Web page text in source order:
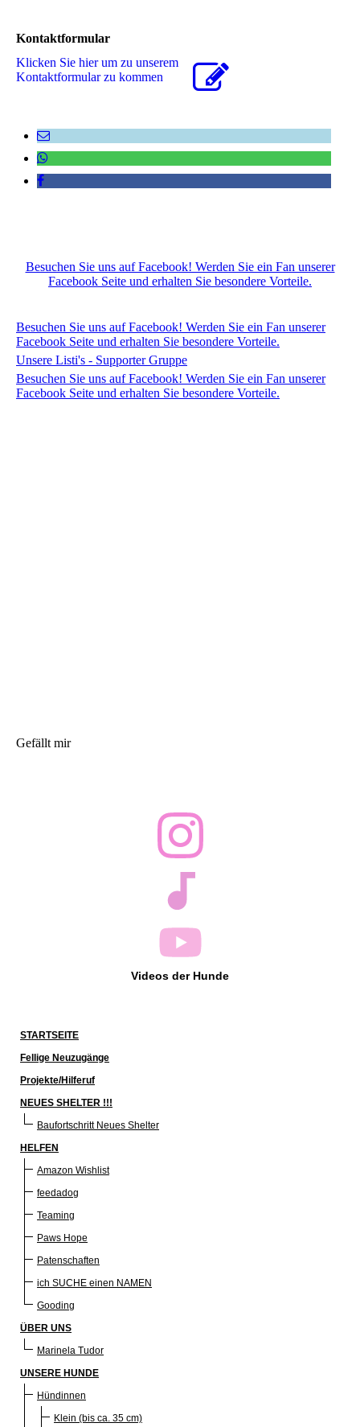
Kontaktformular
Klicken Sie hier um zu unserem
Kon­takt­for­mu­lar zu kommen
Besuchen Sie uns auf Facebook! Werden Sie ein Fan unserer
Facebook Seite und erhalten Sie besondere Vorteile.
Besuchen Sie uns auf Facebook! Werden Sie ein Fan unserer
Facebook Seite und erhalten Sie besondere Vorteile.
Unsere Listi's - Supporter Gruppe
Besuchen Sie uns auf Facebook! Werden Sie ein Fan unserer
Facebook Seite und erhalten Sie besondere Vorteile.
Gefällt mir
Videos der Hunde
STARTSEITE
Fellige Neuzugänge
Projekte/Hilferuf
NEUES SHELTER !!!
Baufortschritt Neues Shelter
HELFEN
Amazon Wishlist
feedadog
Teaming
Paws Hope
Patenschaften
ich SUCHE einen NAMEN
Gooding
ÜBER UNS
Marinela Tudor
UNSERE HUNDE
Hündinnen
Klein (bis ca. 35 cm)